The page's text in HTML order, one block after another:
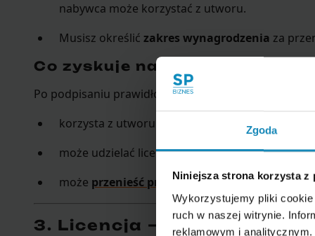
Zgoda
Niniejsza strona korzysta z
Wykorzystujemy pliki
ruch w naszej witrynie.
reklamowym i
nabywca może korzystać z utworu.
Musisz określić zakres wynagrodzenia za
Co zyskuje nabywca po
Po podpisaniu prawidłowej umowy nabywca:
korzysta z utworu tak, jakby był jego twórcą,
może udzielać licencji innym podmiotom,
może przenieść prawa na kolejną osobę.
3. Licencja – alternatywa